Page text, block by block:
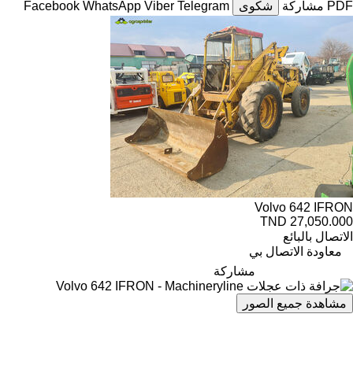
PDF مشاركة شكوى Facebook WhatsApp Viber Telegram
Volvo 642 IFRON
TND 27,050.000
الاتصال بالبائع
معاودة الاتصال بي
مشاركة
مشاهدة جميع الصور